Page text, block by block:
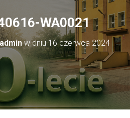
WA0021
w dniu16 czerwca 2024